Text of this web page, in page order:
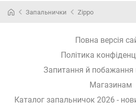
Запальнички Zippo
Повна версія
Політика
Запитання й побажання
Магазинам
Каталог запальничок 2026 -